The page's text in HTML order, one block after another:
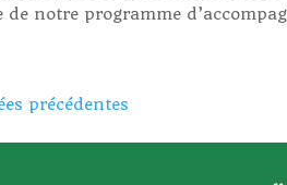
de notre programme
précédentes